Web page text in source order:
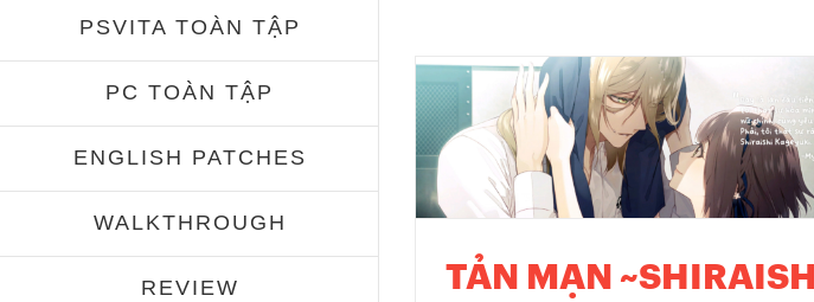
PSVITA TOÀN TẬP
PC TOÀN TẬP
ENGLISH PATCHES
WALKTHROUGH
REVIEW
TẢN MẠN ~SHIRAISHI